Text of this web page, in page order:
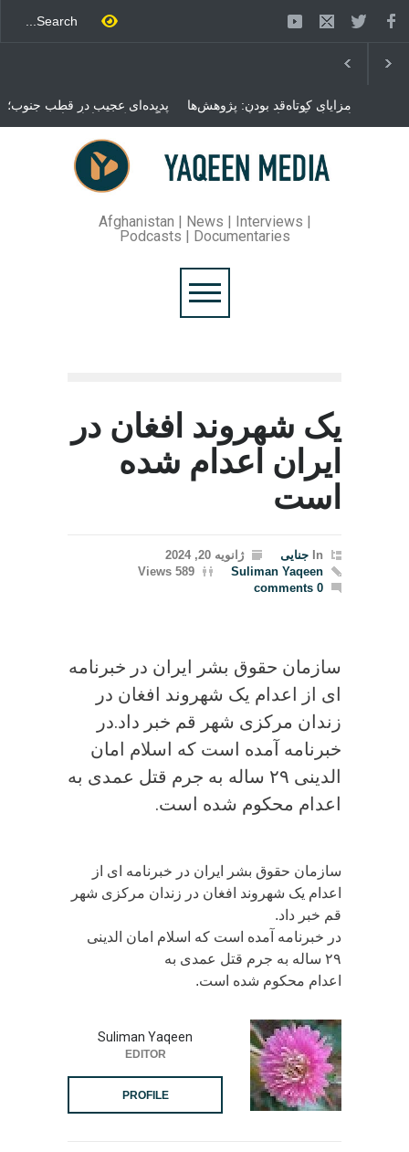
پدیده‌ای عجیب در قطب جنوب؛
پنگوئنی که هزاران بار در روز
می‌خوابد
مزایای کوتاه‌قد بودن: پژوهش‌ها
از فواید آن برای سلامتی
می‌گویند
محمدباقر قالیباف، رئیس
مجلس ایران، با انتقاد تند از
سیاست‌های دونالد ترمپ اعلام
کرد که واشنگتن تلاش دارد با
روند گفتگوها را از مسیر
مذاکره به سمت تسلیم سوق
دهد.
Afghanistan | News | Interviews |
Podcasts | Documentaries
یک شهروند افغان در
ایران اعدام شده
است
In جنایی
ژانویه 20, 2024
Suliman Yaqeen
589 Views
0 comments
سازمان حقوق بشر ایران در خبرنامه
ای از اعدام یک شهروند افغان در
زندان مرکزی شهر قم خبر داد.در
خبرنامه آمده است که اسلام امان
الدینی ۲۹ ساله به جرم قتل عمدی به
اعدام محکوم شده است.
سازمان حقوق بشر ایران در خبرنامه ای از
اعدام یک شهروند افغان در زندان مرکزی شهر
قم خبر داد.
در خبرنامه آمده است که اسلام امان الدینی
۲۹ ساله به جرم قتل عمدی به
اعدام محکوم شده است.
Suliman Yaqeen
EDITOR
PROFILE